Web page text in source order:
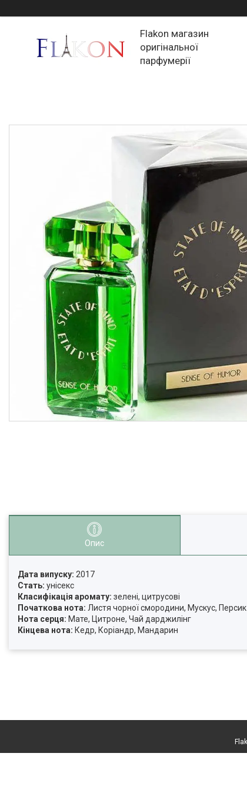
Flakon магазин
оригінальної
парфумерії
Опис
Дата випуску: 2017
Стать: унісекс
Класифікація аромату: зелені, цитрусові
Початкова нота: Листя чорної смородини, Мускус, Персик
Нота серця: Мате, Цитроне, Чай дарджилінг
Кінцева нота: Кедр, Коріандр, Мандарин